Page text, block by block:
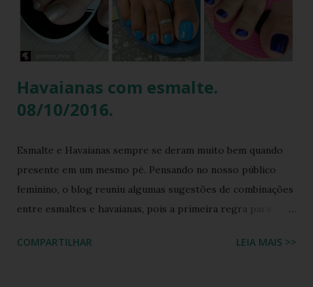
composto por um top e uma minissaia, não era apenas
"bordado", mas sim uma escultura de pedrarias
Havaianas com esmalte.
08/10/2016.
Esmalte e Havaianas sempre se deram muito bem quando
presente em um mesmo pé. Pensando no nosso público
feminino, o blog reuniu algumas sugestões de combinações
entre esmaltes e havaianas, pois a primeira regra para
BUSCA PERSONALIZADA NOS ACERVOS DO BLOG
COMPARTILHAR LEIA MAIS >>